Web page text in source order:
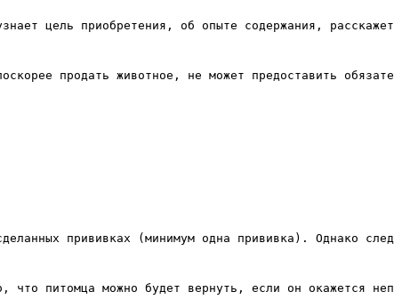
цель приобретения, об опыте содержания,
продать животное, не может предоставить
прививках (минимум одна прививка). Однако
питомца можно будет вернуть, если он